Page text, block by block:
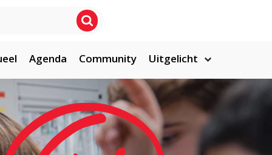
Agenda Community Uitgelicht